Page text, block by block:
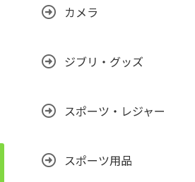
カメラ
ジブリ・グッズ
スポーツ・レジャー
スポーツ用品